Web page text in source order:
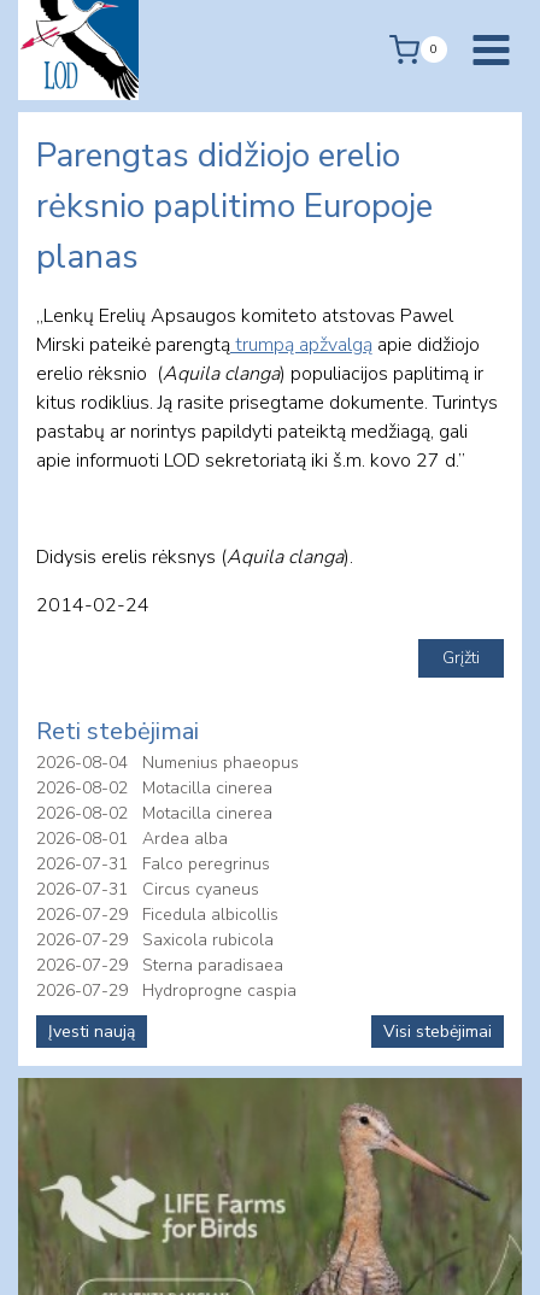
content
0
Parengtas didžiojo erelio
rėksnio paplitimo Europoje
planas
„Lenkų Erelių Apsaugos komiteto atstovas Pawel
Mirski pateikė parengtątrumpą apžvalgą apie didžiojo
erelio rėksnio (Aquila clanga) populiacijos paplitimą ir
kitus rodiklius. Ją rasite prisegtame dokumente. Turintys
pastabų ar norintys papildyti pateiktą medžiagą, gali
apie informuoti LOD sekretoriatą iki š.m. kovo 27 d.”
Didysis erelis rėksnys (Aquila clanga).
2014-02-24
Reti stebėjimai
2026-08-04
Numenius phaeopus
2026-08-02
Motacilla cinerea
2026-08-02
Motacilla cinerea
2026-08-01
Ardea alba
2026-07-31
Falco peregrinus
2026-07-31
Circus cyaneus
2026-07-29
Ficedula albicollis
2026-07-29
Saxicola rubicola
2026-07-29
Sterna paradisaea
2026-07-29
Hydroprogne caspia
Įvesti naują
Visi stebėjimai